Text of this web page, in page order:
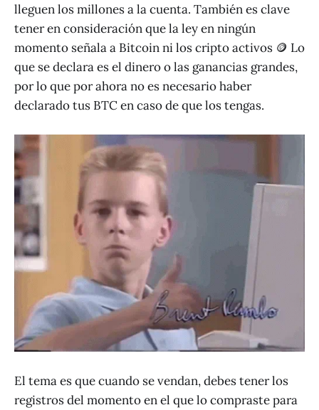
lleguen los millones a la cuenta. También es clave
tener en consideración que la ley en ningún
momento señala a Bitcoin ni los cripto activos 🪙 Lo
que se declara es el dinero o las ganancias grandes,
por lo que por ahora no es necesario haber
declarado tus BTC en caso de que los tengas.
El tema es que cuando se vendan, debes tener los
registros del momento en el que lo compraste para